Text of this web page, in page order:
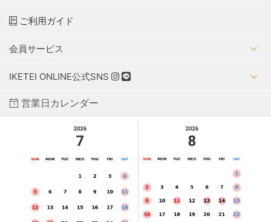
ご利用ガイド
会員サービス
IKETEI ONLINE公式SNS
営業日カレンダー